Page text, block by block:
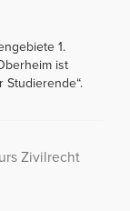
1.
ist
Studierende“.
Zivilrecht